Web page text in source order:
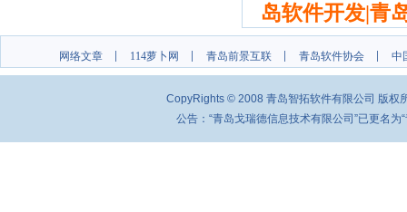
岛软件开发|青
网络文章 114萝卜网 青岛前景互联 青岛软件协会 中
CopyRights © 2008 青岛智拓软件有限公司 版
公告：“青岛戈瑞德信息技术有限公司”已更名